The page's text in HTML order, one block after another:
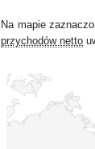
Na mapie
przychodów netto